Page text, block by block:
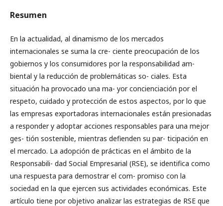
Resumen
En la actualidad, al dinamismo de los mercados
internacionales se suma la cre- ciente preocupación de los
gobiernos y los consumidores por la responsabilidad am-
biental y la reducción de problemáticas so- ciales. Esta
situación ha provocado una ma- yor concienciación por el
respeto, cuidado y protección de estos aspectos, por lo que
las empresas exportadoras internacionales están presionadas
a responder y adoptar acciones responsables para una mejor
ges- tión sostenible, mientras defienden su par- ticipación en
el mercado. La adopción de prácticas en el ámbito de la
Responsabili- dad Social Empresarial (RSE), se identifica como
una respuesta para demostrar el com- promiso con la
sociedad en la que ejercen sus actividades económicas. Este
artículo tiene por objetivo analizar las estrategias de RSE que